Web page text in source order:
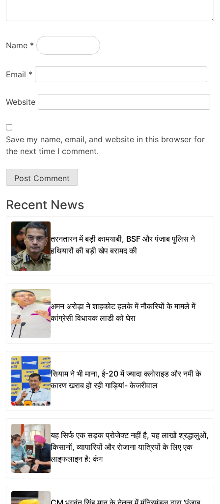
Name *
Email *
Website
Save my name, email, and website in this browser for
the next time I comment.
Recent News
तरनतारन में बड़ी कामयाबी, BSF और पंजाब पुलिस ने
हथियारों की बड़ी खेप बरामद की
अमन अरोड़ा ने शाहकोट हलके में नौकरियों के मामले में
कांग्रेसी विधायक लाडी को घेरा
सियाम ने भी माना, ई-20 में ज्यादा क्लोराइड और नमी के
कारण खराब हो रही गाड़ियां- केजरीवाल
यह सिर्फ एक सड़क प्रोजेक्ट नहीं है, यह लाखों श्रद्धालुओं,
किसानों, व्यापारियों और रोजाना यात्रियों के लिए एक
लाइफलाइन है: कंग